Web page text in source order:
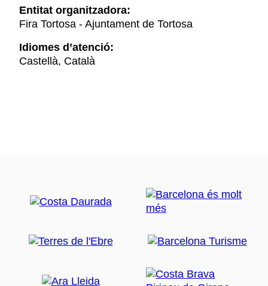
Entitat organitzadora:
Fira Tortosa - Ajuntament de Tortosa
Idiomes d’atenció:
Castellà, Català